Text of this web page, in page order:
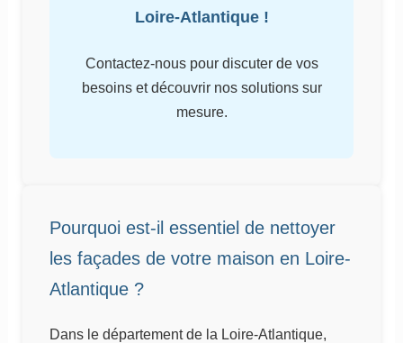
Loire-Atlantique !
Contactez-nous pour discuter de vos
besoins et découvrir nos solutions sur
mesure.
Pourquoi est-il essentiel de nettoyer
les façades de votre maison en Loire-
Atlantique ?
Dans le département de la Loire-Atlantique,